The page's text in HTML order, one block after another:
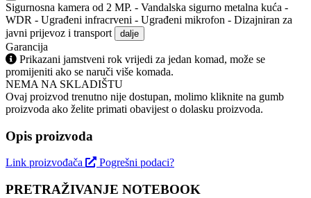
Sigurnosna kamera od 2 MP. - Vandalska sigurno metalna kuća -
WDR - Ugrađeni infracrveni - Ugrađeni mikrofon - Dizajniran za
javni prijevoz i transport
dalje
Garancija
Prikazani jamstveni rok vrijedi za jedan komad, može se
promijeniti ako se naruči više komada.
NEMA NA SKLADIŠTU
Ovaj proizvod trenutno nije dostupan, molimo kliknite na gumb
proizvoda ako želite primati obavijest o dolasku proizvoda.
Opis proizvoda
Link proizvođača Pogrešni podaci?
PRETRAŽIVANJE NOTEBOOK